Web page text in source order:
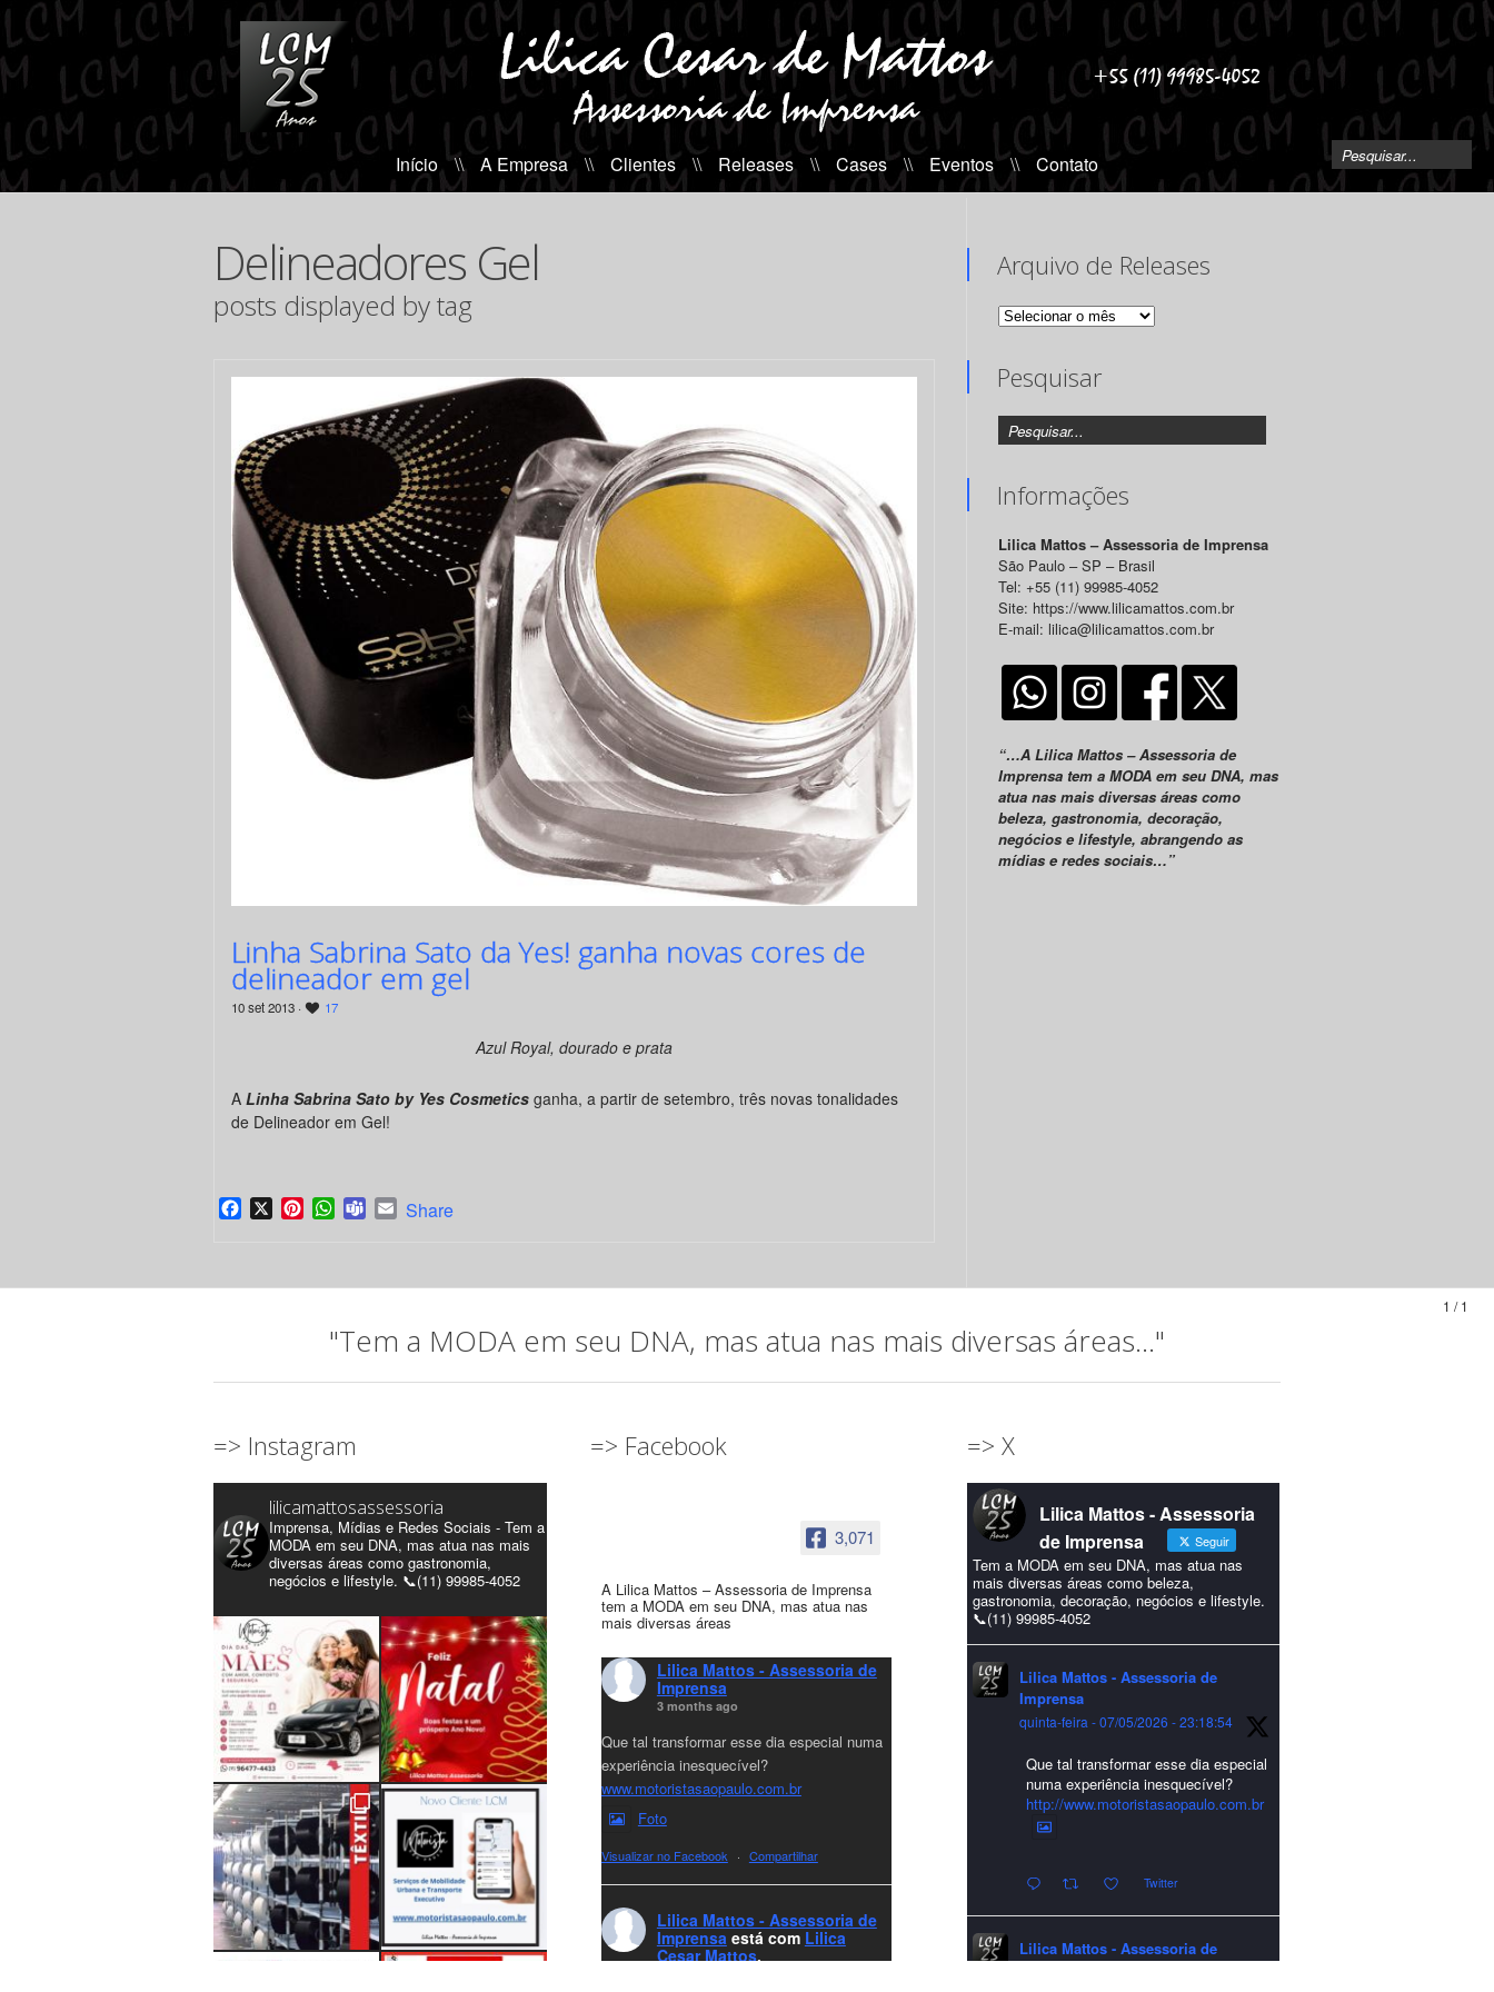
Início \\ A Empresa \\ Clientes \\ Releases \\ Cases \\ Eventos \\ Contato
Delineadores Gel
posts displayed by tag
Linha Sabrina Sato da Yes! ganha novas cores de
delineador em gel
10 set 2013 · 17
Azul Royal, dourado e prata
A Linha Sabrina Sato by Yes Cosmetics ganha, a partir de setembro, três novas tonalidades
de Delineador em Gel!
Facebook
X PinterestWhatsApp
TeamsEmail
Share
Arquivo de Releases
Arquivo
Pesquisar
Informações
Lilica Mattos – Assessoria de Imprensa
São Paulo – SP – Brasil
Tel: +55 (11) 99985-4052
Site: https://www.lilicamattos.com.br
E-mail: lilica@lilicamattos.com.br
“…A Lilica Mattos – Assessoria de
Imprensa tem a MODA em seu DNA, mas
atua nas mais diversas áreas como
beleza, gastronomia, decoração,
negócios e lifestyle, abrangendo as
mídias e redes sociais…”
1 / 1
"Tem a MODA em seu DNA, mas atua nas mais diversas áreas..."
=> Instagram
lilicamattosassessoria
Imprensa, Mídias e Redes Sociais - Tem a
MODA em seu DNA, mas atua nas mais
diversas áreas como gastronomia,
negócios e lifestyle. 📞(11) 99985-4052
=> Facebook
3,071
A Lilica Mattos – Assessoria de Imprensa
tem a MODA em seu DNA, mas atua nas
mais diversas áreas
Lilica Mattos - Assessoria de
Imprensa
3 months ago
Que tal transformar esse dia especial numa
experiência inesquecível?
www.motoristasaopaulo.com.br
Foto
Visualizar no Facebook · Compartilhar
Lilica Mattos - Assessoria de
Imprensa está com Lilica
Cesar Mattos.
=> X
Lilica Mattos - Assessoria
de Imprensa
Seguir
Tem a MODA em seu DNA, mas atua nas
mais diversas áreas como beleza,
gastronomia, decoração, negócios e lifestyle.
📞(11) 99985-4052
Lilica Mattos - Assessoria de
Imprensa
quinta-feira - 07/05/2026 - 23:18:54
Que tal transformar esse dia especial
numa experiência inesquecível?
http://www.motoristasaopaulo.com.br
Twitter
Lilica Mattos - Assessoria de